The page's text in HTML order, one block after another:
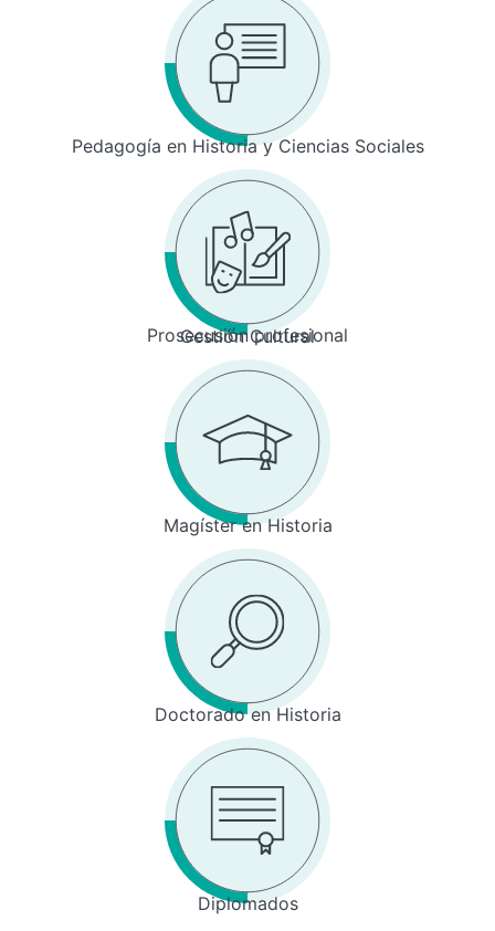
Pedagogía en Historia y Ciencias Sociales
Prosecusión profesional
Gestión Cultural
Magíster en Historia
Doctorado en Historia
Diplomados